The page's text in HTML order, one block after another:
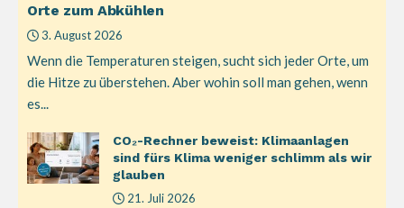
Orte zum Abkühlen
3. August 2026
Wenn die Temperaturen steigen, sucht sich jeder Orte, um
die Hitze zu überstehen. Aber wohin soll man gehen, wenn
es...
CO₂-Rechner beweist: Klimaanlagen
sind fürs Klima weniger schlimm als wir
glauben
21. Juli 2026